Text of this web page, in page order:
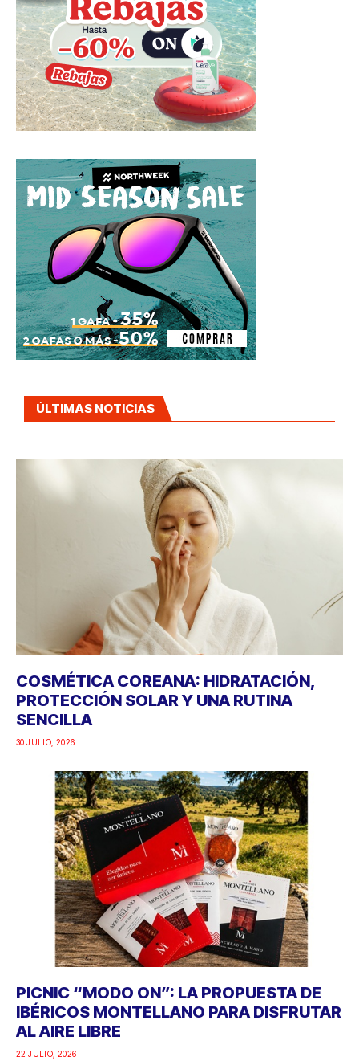
ÚLTIMAS NOTICIAS
COSMÉTICA COREANA: HIDRATACIÓN,
PROTECCIÓN SOLAR Y UNA RUTINA
SENCILLA
30 JULIO, 2026
PICNIC “MODO ON”: LA PROPUESTA DE
IBÉRICOS MONTELLANO PARA DISFRUTAR
AL AIRE LIBRE
22 JULIO, 2026